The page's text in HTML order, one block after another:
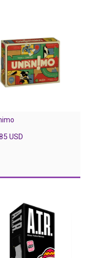
USD